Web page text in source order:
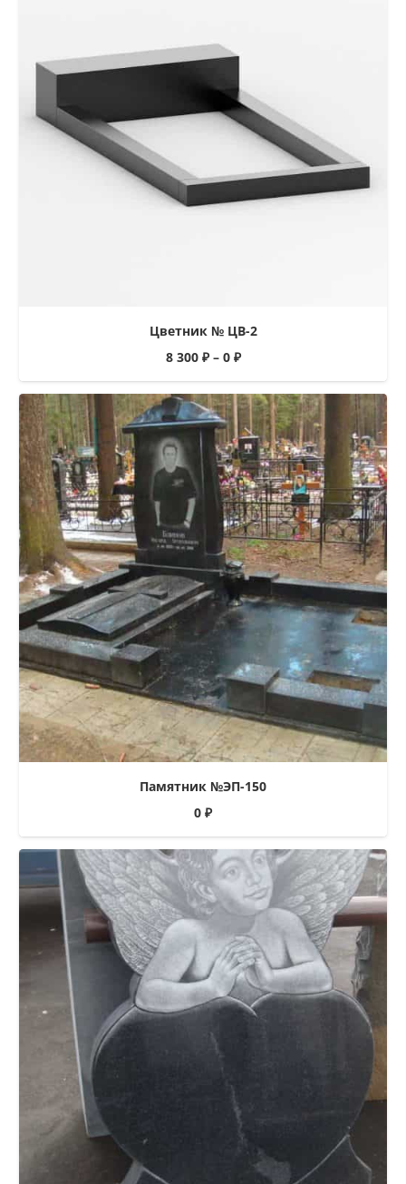
Цветник № ЦВ-2
8 300 ₽– 0 ₽
Памятник №ЭП-150
0 ₽